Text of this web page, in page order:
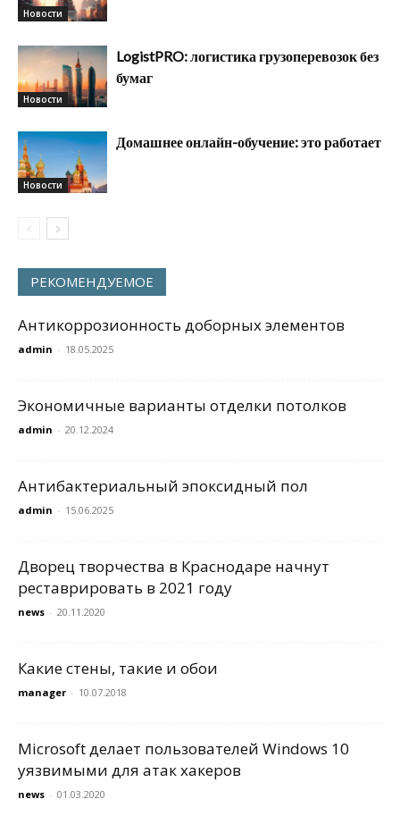
Новости
Новости
LogistPRO: логистика грузоперевозок без
бумаг
Новости
Домашнее онлайн-обучение: это работает
РЕКОМЕНДУЕМОЕ
Антикоррозионность доборных элементов
admin - 18.05.2025
Экономичные варианты отделки потолков
admin - 20.12.2024
Антибактериальный эпоксидный пол
admin - 15.06.2025
Дворец творчества в Краснодаре начнут
реставрировать в 2021 году
news - 20.11.2020
Какие стены, такие и обои
manager - 10.07.2018
Microsoft делает пользователей Windows 10
уязвимыми для атак хакеров
news - 01.03.2020